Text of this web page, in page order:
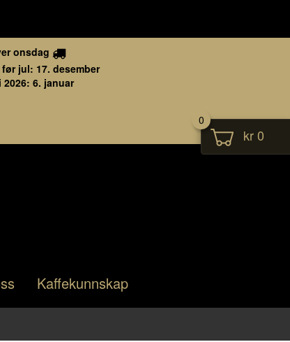
onsdag
jul: 17. desember
6. januar
Kaffekunnskap
kr 0
0